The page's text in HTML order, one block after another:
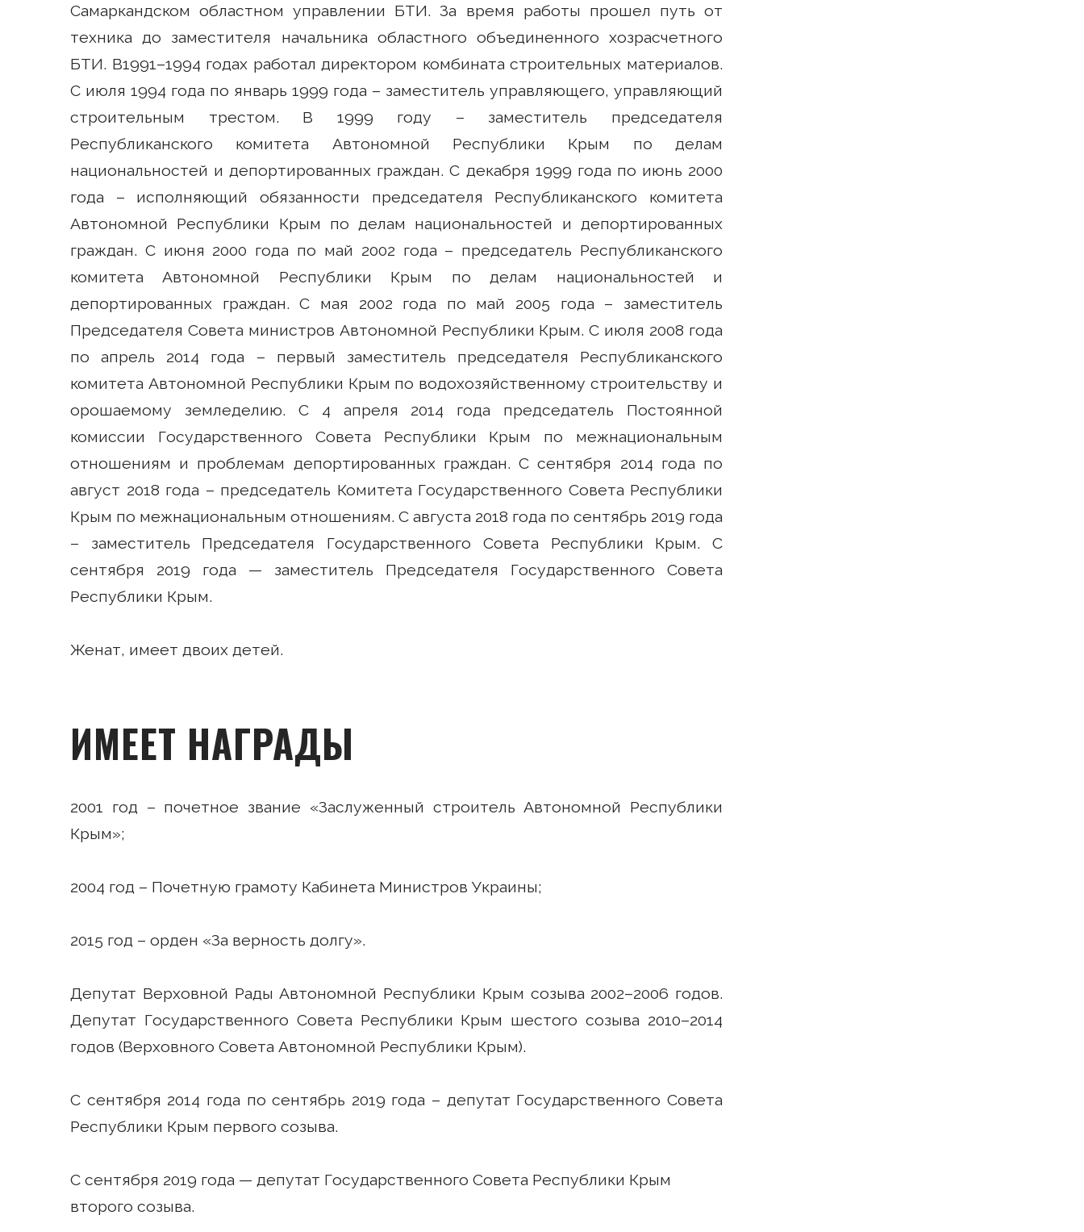
Самаркандском областном управлении БТИ. За время работы прошел путь от
техника до заместителя начальника областного объединенного хозрасчетного
БТИ. В1991–1994 годах работал директором комбината строительных материалов.
С июля 1994 года по январь 1999 года – заместитель управляющего, управляющий
строительным трестом. В 1999 году – заместитель председателя
Республиканского комитета Автономной Республики Крым по делам
национальностей и депортированных граждан. С декабря 1999 года по июнь 2000
года – исполняющий обязанности председателя Республиканского комитета
Автономной Республики Крым по делам национальностей и депортированных
граждан. С июня 2000 года по май 2002 года – председатель Республиканского
комитета Автономной Республики Крым по делам национальностей и
депортированных граждан. С мая 2002 года по май 2005 года – заместитель
Председателя Совета министров Автономной Республики Крым. С июля 2008 года
по апрель 2014 года – первый заместитель председателя Республиканского
комитета Автономной Республики Крым по водохозяйственному строительству и
орошаемому земледелию. С 4 апреля 2014 года председатель Постоянной
комиссии Государственного Совета Республики Крым по межнациональным
отношениям и проблемам депортированных граждан. С сентября 2014 года по
август 2018 года – председатель Комитета Государственного Совета Республики
Крым по межнациональным отношениям. С августа 2018 года по сентябрь 2019 года
– заместитель Председателя Государственного Совета Республики Крым. С
сентября 2019 года — заместитель Председателя Государственного Совета
Республики Крым.
Женат, имеет двоих детей.
ИМЕЕТ НАГРАДЫ
2001 год – почетное звание «Заслуженный строитель Автономной Республики
Крым»;
2004 год – Почетную грамоту Кабинета Министров Украины;
2015 год – орден «За верность долгу».
Депутат Верховной Рады Автономной Республики Крым созыва 2002–2006 годов.
Депутат Государственного Совета Республики Крым шестого созыва 2010–2014
годов (Верховного Совета Автономной Республики Крым).
С сентября 2014 года по сентябрь 2019 года – депутат Государственного Совета
Республики Крым первого созыва.
С сентября 2019 года — депутат Государственного Совета Республики Крым
второго созыва.